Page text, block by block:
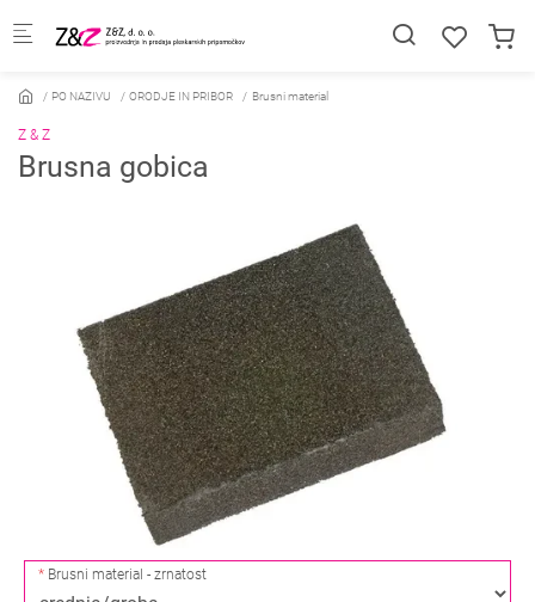
PO NAZIVU ORODJE IN PRIBOR Brusni material
Z & Z
Brusna gobica
Brusni material - zrnatost